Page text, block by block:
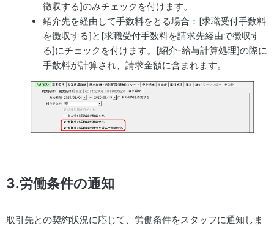
徴収する]のみチェックを付けます。
紹介先を経由して手数料をとる場合：[求職受付手数料
を徴収する]と[求職受付手数料を請求先経由で徴収す
る]にチェックを付けます。[紹介-給与計算処理]の際に
手数料が計算され、請求金額に含まれます。
3.労働条件の通知
取引先との契約状況に応じて、労働条件をスタッフに通知しま